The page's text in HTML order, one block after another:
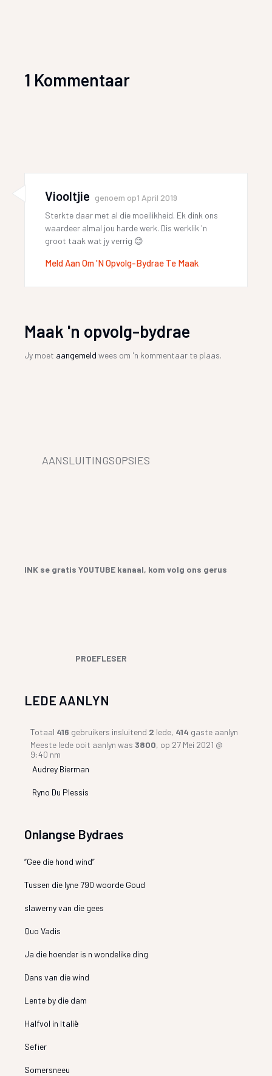
1 Kommentaar
Viooltjie genoem op1 April 2019
Sterkte daar met al die moeilikheid. Ek dink ons
waardeer almal jou harde werk. Dis werklik 'n
groot taak wat jy verrig 😊
Meld Aan Om 'n Opvolg-Bydrae Te Maak
Maak 'n opvolg-bydrae
Jy moet aangemeld wees om 'n kommentaar te plaas.
AANSLUITINGSOPSIES
INK se gratis YOUTUBE kanaal, kom volg ons gerus
PROEFLESER
LEDE AANLYN
Totaal 416 gebruikers insluitend 2 lede, 414 gaste aanlyn
Meeste lede ooit aanlyn was 3800, op 27 Mei 2021 @
9:40 nm
Audrey Bierman
Ryno Du Plessis
Onlangse Bydraes
“Gee die hond wind”
Tussen die lyne 790 woorde Goud
slawerny van die gees
Quo Vadis
Ja die hoender is n wondelike ding
Dans van die wind
Lente by die dam
Halfvol in Italië
Sefier
Somersneeu